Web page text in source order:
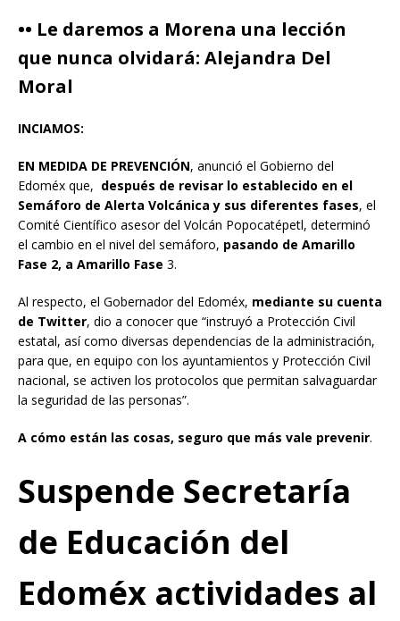
•• Le daremos a Morena una lección
que nunca olvidará: Alejandra Del
Moral
INCIAMOS:
EN MEDIDA DE PREVENCIÓN, anunció el Gobierno del
Edoméx que, después de revisar lo establecido en el
Semáforo de Alerta Volcánica y sus diferentes fases, el
Comité Científico asesor del Volcán Popocatépetl, determinó
el cambio en el nivel del semáforo, pasando de Amarillo
Fase 2, a Amarillo Fase 3.
Al respecto, el Gobernador del Edoméx, mediante su cuenta
de Twitter, dio a conocer que “instruyó a Protección Civil
estatal, así como diversas dependencias de la administración,
para que, en equipo con los ayuntamientos y Protección Civil
nacional, se activen los protocolos que permitan salvaguardar
la seguridad de las personas”.
A cómo están las cosas, seguro que más vale prevenir.
Suspende Secretaría
de Educación del
Edoméx actividades al